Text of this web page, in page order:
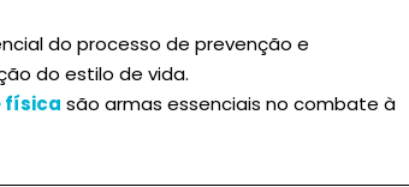
do processo de prevenção e
do estilo de vida.
física são armas essenciais no combate à